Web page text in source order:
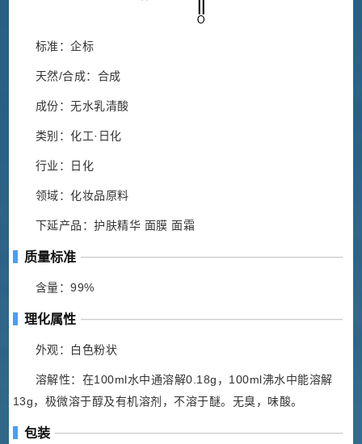
标准：企标
天然/合成：合成
成份：无水乳清酸
类别：化工·日化
行业：日化
领域：化妆品原料
下延产品：护肤精华 面膜 面霜
质量标准
含量：99%
理化属性
外观：白色粉状
溶解性：在100ml水中通溶解0.18g，100ml沸水中能溶解
13g，极微溶于醇及有机溶剂，不溶于醚。无臭，味酸。
包装